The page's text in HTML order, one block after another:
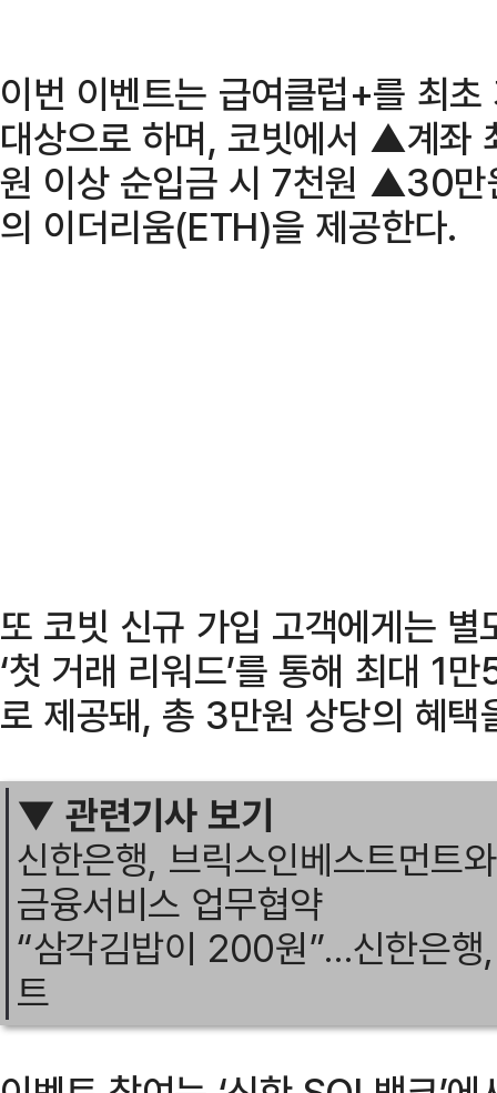
이번 이벤트는 급여클럽+를 최
대상으로 하며, 코빗에서 ▲계
원 이상 순입금 시 7천원 ▲30만
의 이더리움(ETH)을 제공한다.
또 코빗 신규 가입 고객에게는 별
‘첫 거래 리워드’를 통해 최대 1
로 제공돼, 총 3만원 상당의 혜택
▼ 관련기사 보기
신한은행, 브릭스인베스트먼트
금융서비스 업무협약
“삼각김밥이 200원”…신한은
트